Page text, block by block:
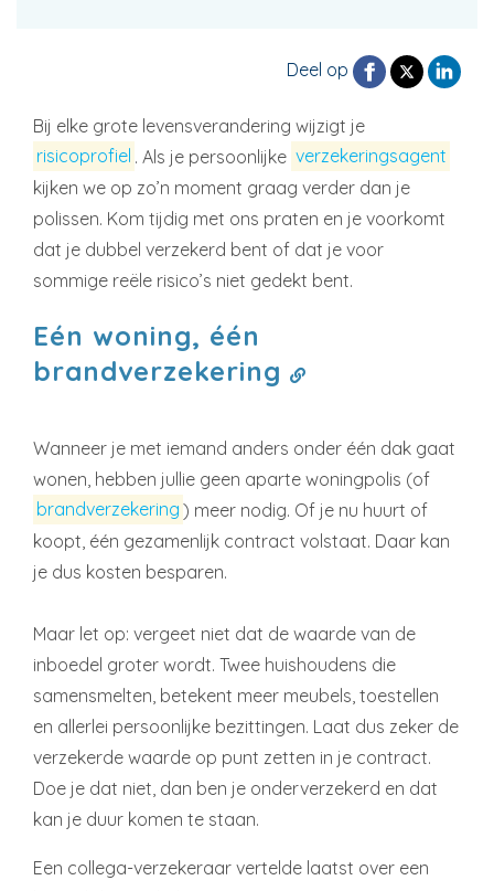
Deel op
Bij elke grote levensverandering wijzigt je
risicoprofiel . Als je persoonlijke verzekeringsagent
kijken we op zo’n moment graag verder dan je
polissen. Kom tijdig met ons praten en je voorkomt
dat je dubbel verzekerd bent of dat je voor
sommige reële risico’s niet gedekt bent.
Eén woning, één
brandverzekering
Wanneer je met iemand anders onder één dak gaat
wonen, hebben jullie geen aparte woningpolis (of
brandverzekering ) meer nodig. Of je nu huurt of
koopt, één gezamenlijk contract volstaat. Daar kan
je dus kosten besparen.
Maar let op: vergeet niet dat de waarde van de
inboedel groter wordt. Twee huishoudens die
samensmelten, betekent meer meubels, toestellen
en allerlei persoonlijke bezittingen. Laat dus zeker de
verzekerde waarde op punt zetten in je contract.
Doe je dat niet, dan ben je onderverzekerd en dat
kan je duur komen te staan.
Een collega-verzekeraar vertelde laatst over een